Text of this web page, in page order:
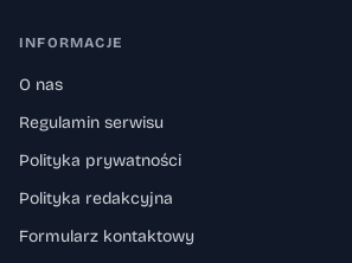
INFORMACJE
O nas
Regulamin serwisu
Polityka prywatności
Polityka redakcyjna
Formularz kontaktowy